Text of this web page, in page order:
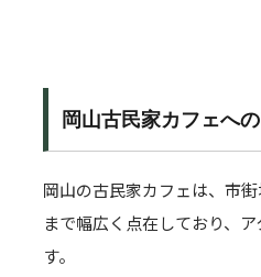
岡山古民家カフェへ
岡山の古民家カフェは、市
まで幅広く点在しており、
す。